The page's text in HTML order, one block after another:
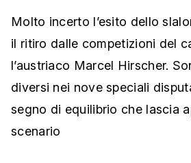
Molto incerto l’esito dello
il ritiro dalle competizioni del
l’austriaco Marcel Hirscher.
diversi nei nove speciali
segno di equilibrio che lascia
scenario